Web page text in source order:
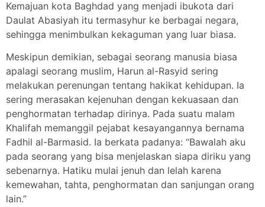
Kemajuan kota Baghdad yang menjadi ibukota dari
Daulat Abasiyah itu termasyhur ke berbagai negara,
sehingga menimbulkan kekaguman yang luar biasa.
Meskipun demikian, sebagai seorang manusia biasa
apalagi seorang muslim, Harun al-Rasyid sering
melakukan perenungan tentang hakikat kehidupan. Ia
sering merasakan kejenuhan dengan kekuasaan dan
penghormatan terhadap dirinya. Pada suatu malam
Khalifah memanggil pejabat kesayangannya bernama
Fadhil al-Barmasid. Ia berkata padanya: “Bawalah aku
pada seorang yang bisa menjelaskan siapa diriku yang
sebenarnya. Hatiku mulai jenuh dan lelah karena
kemewahan, tahta, penghormatan dan sanjungan orang
lain.”